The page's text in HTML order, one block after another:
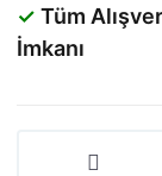
✓ Tüm
İmkanı